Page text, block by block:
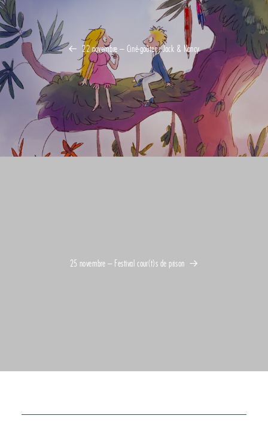
22 novembre – Ciné-goûter : Jack & Nancy
25 novembre – Festival cour(t)s de prison